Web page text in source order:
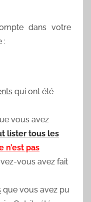
dans votre
:
qui ont été
vous avez
lister tous les
n’est pas
vous avez fait
que vous avez pu